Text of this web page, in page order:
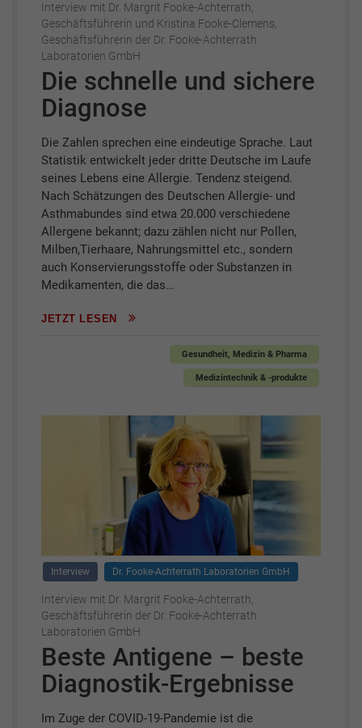
Interview mit Dr. Margrit Fooke-Achterrath,
Geschäftsführerin und Kristina Fooke-Clemens,
Geschäftsführerin der Dr. Fooke-Achterrath
Laboratorien GmbH
Die schnelle und sichere
Diagnose
Die Zahlen sprechen eine eindeutige Sprache. Laut
Statistik entwickelt jeder dritte Deutsche im Laufe
seines Lebens eine Allergie. Tendenz steigend.
Nach Schätzungen des Deutschen Allergie- und
Asthmabundes sind etwa 20.000 verschiedene
Allergene bekannt; dazu zählen nicht nur Pollen,
Milben,Tierhaare, Nahrungsmittel etc., sondern
auch Konservierungsstoffe oder Substanzen in
Medikamenten, die das…
JETZT LESEN
Gesundheit, Medizin & Pharma
Medizintechnik & -produkte
Interview Dr. Fooke-Achterrath Laboratorien GmbH
Interview mit Dr. Margrit Fooke-Achterrath,
Geschäftsführerin der Dr. Fooke-Achterrath
Laboratorien GmbH
Beste Antigene – beste
Diagnostik-Ergebnisse
Im Zuge der COVID-19-Pandemie ist die